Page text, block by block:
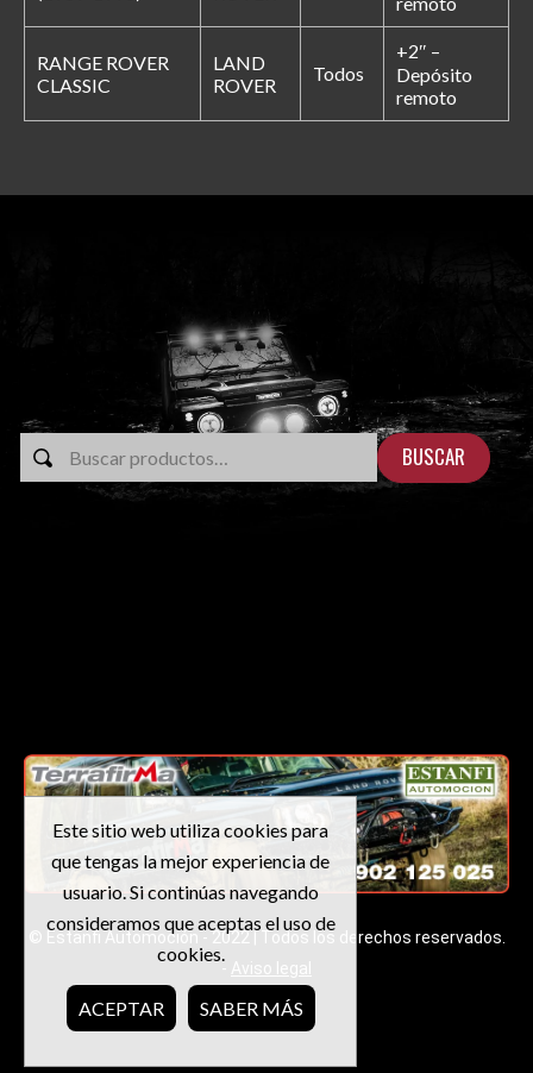
RANGE ROVER
CLASSIC
LAND
ROVER
Todos
+2″ –
Depósito
remoto
BUSCAR
© Estanfi Automoción - 2022 | Todos los derechos reservados.
- Aviso legal
Este sitio web utiliza cookies para
que tengas la mejor experiencia de
usuario. Si continúas navegando
consideramos que aceptas el uso de
cookies.
ACEPTAR SABER MÁS